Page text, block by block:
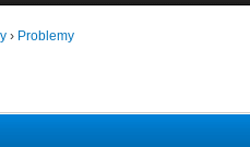
› Problemy